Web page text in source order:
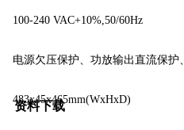
100-240 VAC+10%,50/60Hz
电源欠压保护、功放输出直流保
483x45x465mm(WxHxD)
资料下载